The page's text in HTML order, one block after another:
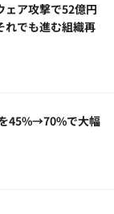
ェア攻撃で52億円
れでも進む組織再
45%→70%で大幅